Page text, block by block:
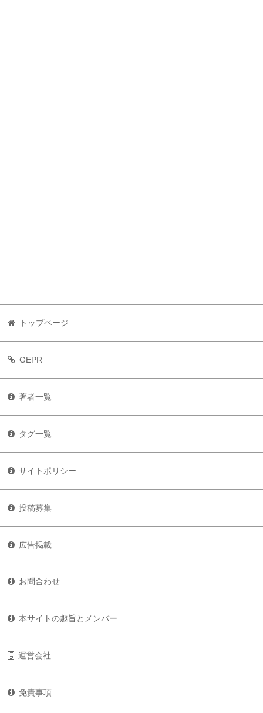
トップページ
GEPR
著者一覧
タグ一覧
サイトポリシー
投稿募集
広告掲載
お問合わせ
本サイトの趣旨とメンバー
運営会社
免責事項